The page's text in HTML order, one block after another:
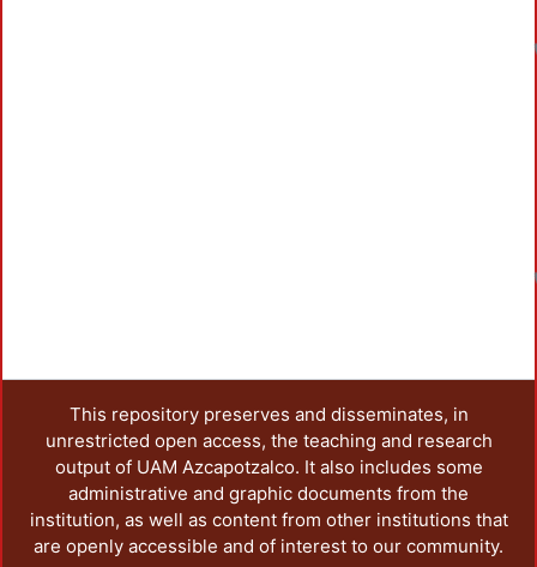
This repository preserves and disseminates, in
unrestricted open access, the teaching and research
output of UAM Azcapotzalco. It also includes some
administrative and graphic documents from the
institution, as well as content from other institutions that
are openly accessible and of interest to our community.